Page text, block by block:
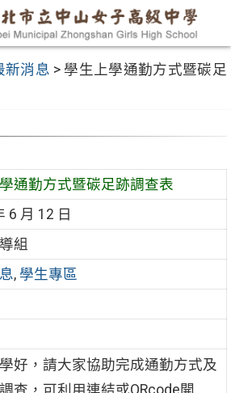
新消息 > 學生上學通勤方式暨碳足
通勤方式暨碳足跡調查表
6 月 12 日
組
, 學生專區
好，請大家協助完成通勤方式及